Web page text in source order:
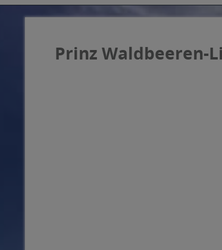
Prinz Waldbeeren-